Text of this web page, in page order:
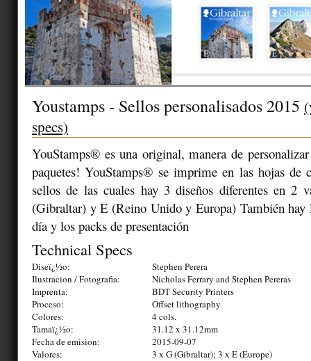
Youstamps - Sellos personalisados 2015
specs)
YouStamps® es una original, manera de
paquetes! YouStamps® se imprime en las hojas de
sellos de las cuales hay 3 diseños diferentes en 2
(Gibraltar) y E (Reino Unido y Europa) También hay
día y los packs de presentación
Technical Specs
Diseï¿½o:
Stephen Perera
Ilustracion / Fotografia:
Nicholas Ferrary and Stephen Pereras
Imprenta:
BDT Security Printers
Proceso:
Offset lithography
Colores:
4 cols.
Tamaï¿½o:
31.12 x 31.12mm
Fecha de emision:
2015-09-07
Valores:
3 x G (Gibraltar); 3 x E (Europe)